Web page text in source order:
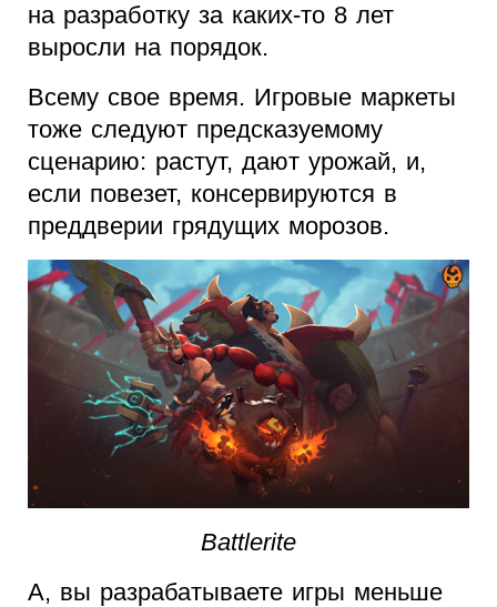
на разработку за каких-то 8 лет
выросли на порядок.
Всему свое время. Игровые маркеты
тоже следуют предсказуемому
сценарию: растут, дают урожай, и,
если повезет, консервируются в
преддверии грядущих морозов.
Battlerite
А, вы разрабатываете игры меньше